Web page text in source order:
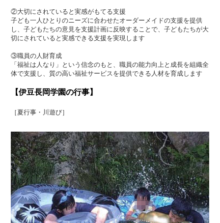
②大切にされていると実感がもてる支援
子ども一人ひとりのニーズに合わせたオーダーメイドの支援を提供
し、子どもたちの意見を支援計画に反映することで、子どもたちが大
切にされていると実感できる支援を実現します
③職員の人財育成
「福祉は人なり」という信念のもと、職員の能力向上と成長を組織全
体で支援し、質の高い福祉サービスを提供できる人材を育成します
【伊豆長岡学園の行事】
［夏行事・川遊び］